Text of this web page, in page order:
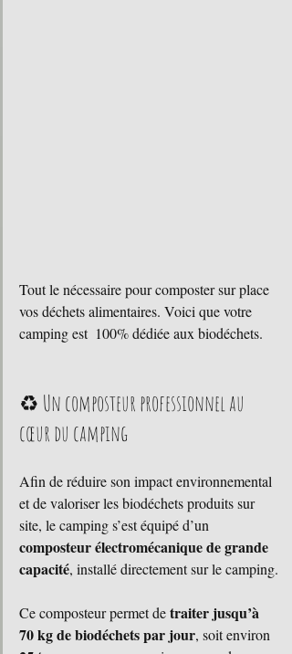
Tout le nécessaire pour composter sur place
vos déchets alimentaires. Voici que votre
camping est  100% dédiée aux biodéchets.
♻️ Un composteur professionnel au
cœur du camping
Afin de réduire son impact environnemental
et de valoriser les biodéchets produits sur
site, le camping s’est équipé d’un
composteur électromécanique de grande
capacité, installé directement sur le camping.
Ce composteur permet de traiter jusqu’à
70 kg de biodéchets par jour, soit environ